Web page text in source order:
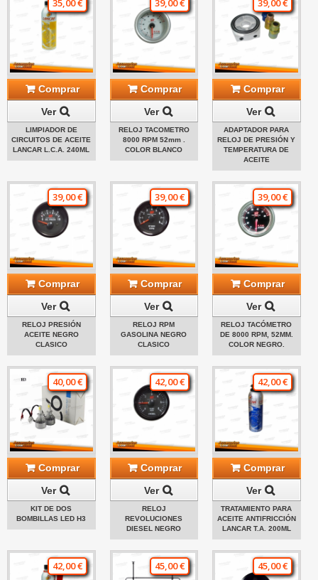
35,00 €
Comprar
Ver
LIMPIADOR DE
CIRCUITOS DE ACEITE
LANCAR L.C.A. 240ML
39,00 €
Comprar
Ver
RELOJ TACOMETRO
8000 RPM 52mm .
COLOR BLANCO
39,00 €
Comprar
Ver
ADAPTADOR PARA
RELOJ DE PRESIÓN Y
TEMPERATURA DE
ACEITE
39,00 €
Comprar
Ver
RELOJ PRESIÓN
ACEITE NEGRO
CLASICO
39,00 €
Comprar
Ver
RELOJ RPM
GASOLINA NEGRO
CLASICO
39,00 €
Comprar
Ver
RELOJ TACÓMETRO
DE 8000 RPM, 52MM.
COLOR NEGRO.
40,00 €
Comprar
Ver
KIT DE DOS
BOMBILLAS LED H3
42,00 €
Comprar
Ver
RELOJ
REVOLUCIONES
DIESEL NEGRO
42,00 €
Comprar
Ver
TRATAMIENTO PARA
ACEITE ANTIFRICCIÓN
LANCAR T.A. 200ML
42,00 € 45,00 € 45,00 €